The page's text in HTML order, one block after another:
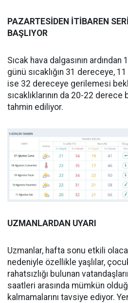
PAZARTESİDEN İTİBAREN
BAŞLIYOR
Sıcak hava dalgasının
günü sıcaklığın 31 dereceye,
ise 32 dereceye gerilemesi
sıcaklıklarının da 20-22
tahmin ediliyor.
UZMANLARDAN UYARI
Uzmanlar, hafta sonu etkili
nedeniyle özellikle yaşlılar,
rahatsızlığı bulunan
saatleri arasında mümkün
kalmamalarını tavsiye ediyor.